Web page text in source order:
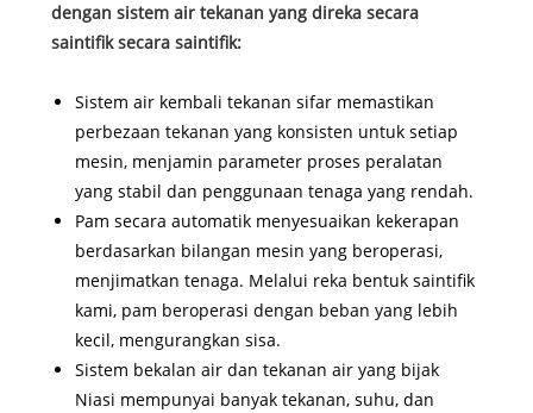
dengan sistem air tekanan yang direka secara
saintifik secara saintifik:
Sistem air kembali tekanan sifar memastikan
perbezaan tekanan yang konsisten untuk setiap
mesin, menjamin parameter proses peralatan
yang stabil dan penggunaan tenaga yang rendah.
Pam secara automatik menyesuaikan kekerapan
berdasarkan bilangan mesin yang beroperasi,
menjimatkan tenaga. Melalui reka bentuk saintifik
kami, pam beroperasi dengan beban yang lebih
kecil, mengurangkan sisa.
Sistem bekalan air dan tekanan air yang bijak
Niasi mempunyai banyak tekanan, suhu, dan